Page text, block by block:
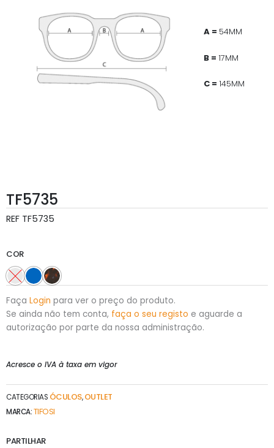
A = 54MM
B = 17MM
C = 145MM
TF5735
REF TF5735
COR
Faça Login para ver o preço do produto.
Se ainda não tem conta, faça o seu registo e aguarde a
autorização por parte da nossa administração.
Acresce o IVA à taxa em vigor
CATEGORIAS ÓCULOS,OUTLET
MARCA:TIFOSI
PARTILHAR